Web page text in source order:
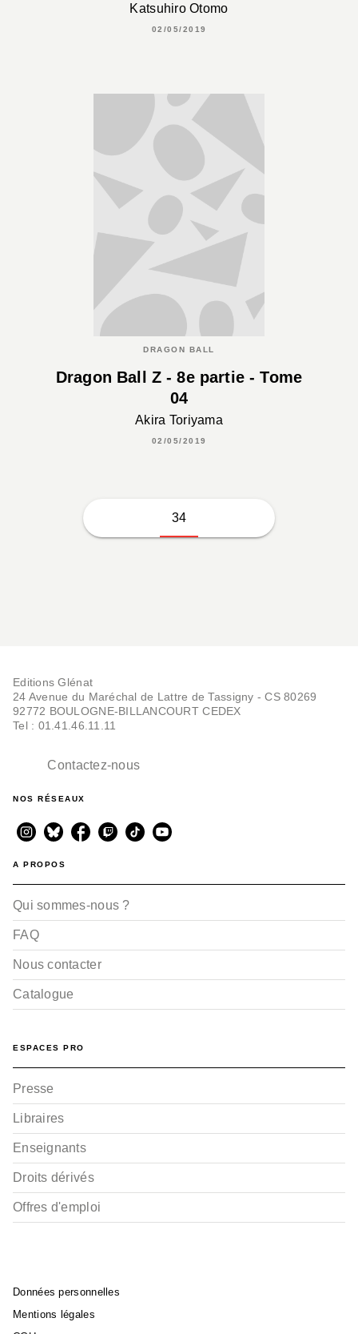
Katsuhiro Otomo
02/05/2019
DRAGON BALL
Dragon Ball Z - 8e partie - Tome
04
Akira Toriyama
02/05/2019
34
Editions Glénat
24 Avenue du Maréchal de Lattre de Tassigny - CS 80269
92772 BOULOGNE-BILLANCOURT CEDEX
Tel : 01.41.46.11.11
Contactez-nous
NOS RÉSEAUX
A PROPOS
Qui sommes-nous ?
FAQ
Nous contacter
Catalogue
ESPACES PRO
Presse
Libraires
Enseignants
Droits dérivés
Offres d'emploi
Données personnelles
Mentions légales